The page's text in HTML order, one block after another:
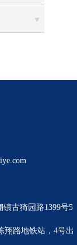
古猗园路1399号5
翔路地铁站，4号出